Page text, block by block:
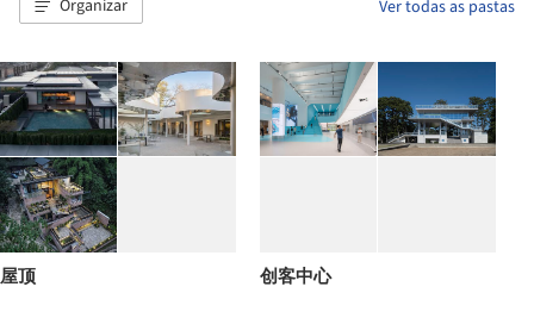
Organizar Ver todas as pastas
屋顶 创客中心